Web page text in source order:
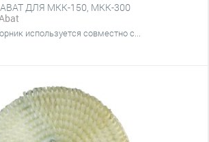
ДЛЯ МКК-150, МКК-300
используется совместно с...